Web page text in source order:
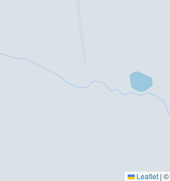
Leaflet | ©